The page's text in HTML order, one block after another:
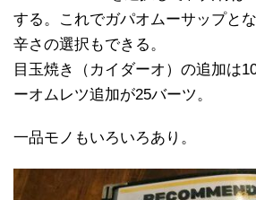
する。これでガパオムーサップとな
辛さの選択もできる。
目玉焼き（カイダーオ）の追加は
ーオムレツ追加が25バーツ。
一品モノもいろいろあり。